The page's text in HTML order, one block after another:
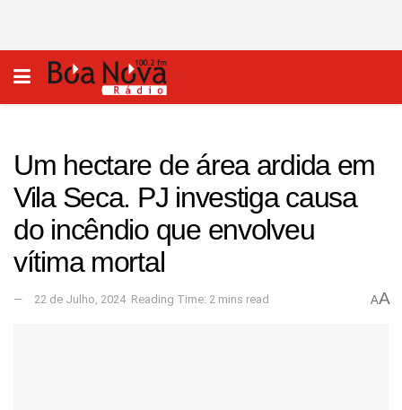
Um hectare de área ardida em
Vila Seca. PJ investiga causa
do incêndio que envolveu
vítima mortal
22 de Julho, 2024 Reading Time: 2 mins read AA